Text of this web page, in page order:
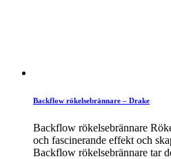
Backflow rökelsebrännare – Drake
Backflow rökelsebrännare
och fascinerande effekt och
Backflow rökelsebrännare tar